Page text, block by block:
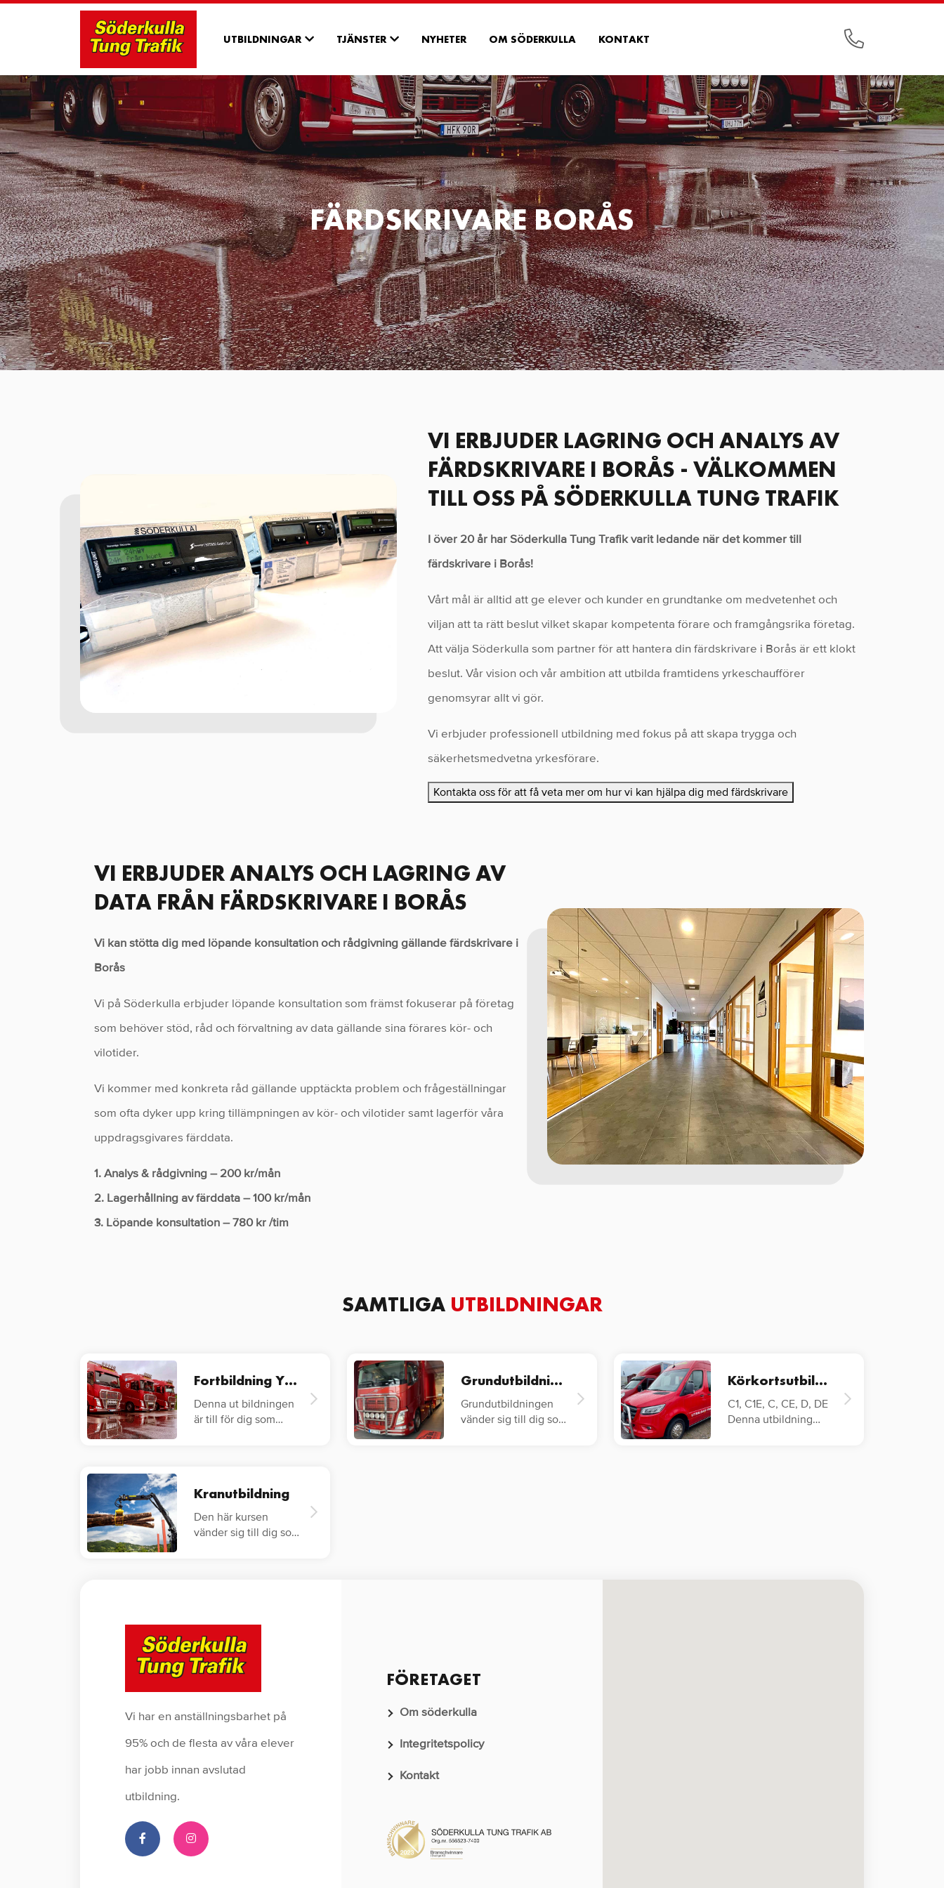
UTBILDNINGAR TJÄNSTER NYHETER OM SÖDERKULLA KONTAKT
FÄRDSKRIVARE BORÅS
VI ERBJUDER LAGRING OCH ANALYS AV
FÄRDSKRIVARE I BORÅS - VÄLKOMMEN
TILL OSS PÅ SÖDERKULLA TUNG TRAFIK
I över 20 år har Söderkulla Tung Trafik varit ledande när det kommer till
färdskrivare i Borås!
Vårt mål är alltid att ge elever och kunder en grundtanke om medvetenhet och
viljan att ta rätt beslut vilket skapar kompetenta förare och framgångsrika företag.
Att välja Söderkulla som partner för att hantera din färdskrivare i Borås är ett klokt
beslut. Vår vision och vår ambition att utbilda framtidens yrkeschaufförer
genomsyrar allt vi gör.
Vi erbjuder professionell utbildning med fokus på att skapa trygga och
säkerhetsmedvetna yrkesförare.
Kontakta oss för att få veta mer om hur vi kan hjälpa dig med färdskrivare
VI ERBJUDER ANALYS OCH LAGRING AV
DATA FRÅN FÄRDSKRIVARE I BORÅS
Vi kan stötta dig med löpande konsultation och rådgivning gällande färdskrivare i
Borås
Vi på Söderkulla erbjuder löpande konsultation som främst fokuserar på företag
som behöver stöd, råd och förvaltning av data gällande sina förares kör- och
vilotider.
Vi kommer med konkreta råd gällande upptäckta problem och frågeställningar
som ofta dyker upp kring tillämpningen av kör- och vilotider samt lagerför våra
uppdragsgivares färddata.
1. Analys & rådgivning – 200 kr/mån
2. Lagerhållning av färddata – 100 kr/mån
3. Löpande konsultation – 780 kr /tim
SAMTLIGA UTBILDNINGAR
Fortbildning YKB Lastbil
Denna ut bildningen
är till för dig som
Grundutbildning YKB Lastbil
Grundutbildningen
vänder sig till dig som
Körkortsutbildning
C1, C1E, C, CE, D, DE
Denna utbildning
Kranutbildning
Den här kursen
vänder sig till dig som
Vi har en anställningsbarhet på
95% och de flesta av våra elever
har jobb innan avslutad
utbildning.
FÖRETAGET
Om söderkulla
Integritetspolicy
Kontakt